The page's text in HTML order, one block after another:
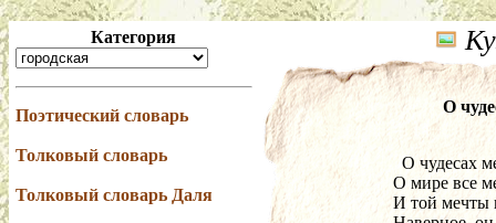
Категория
Поэтический словарь
Толковый словарь
Толковый словарь Даля
О
О чудесах
О мире все
И той мечты